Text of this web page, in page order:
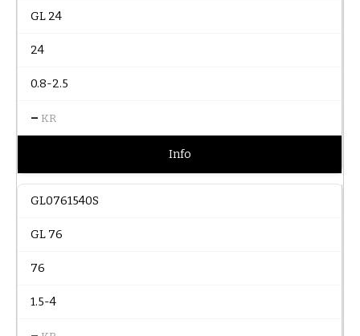
GL 24
24
0.8-2.5
– KR
Info
GL0761540S
GL 76
76
1.5-4